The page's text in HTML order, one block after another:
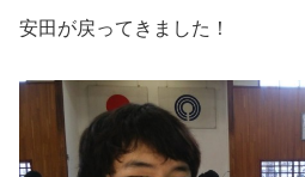
安田が戻ってきました！